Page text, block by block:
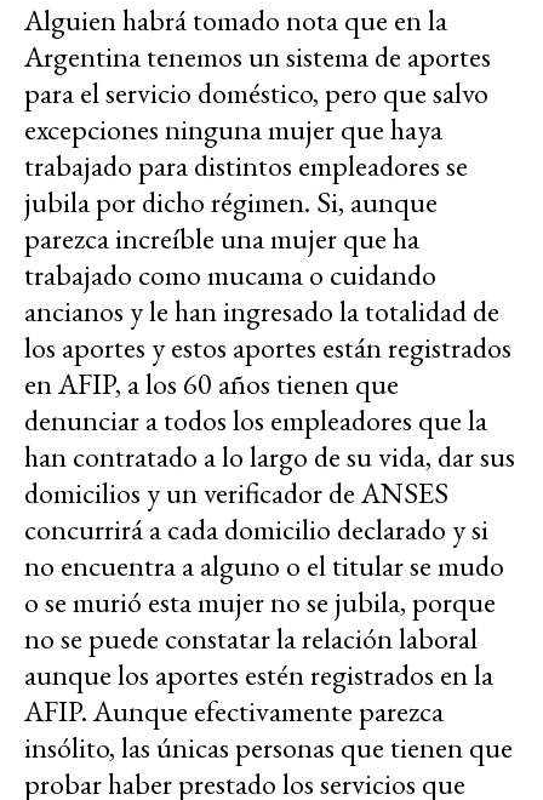
Alguien habrá tomado nota que en la
Argentina tenemos un sistema de aportes
para el servicio doméstico, pero que salvo
excepciones ninguna mujer que haya
trabajado para distintos empleadores se
jubila por dicho régimen. Si, aunque
parezca increíble una mujer que ha
trabajado como mucama o cuidando
ancianos y le han ingresado la totalidad de
los aportes y estos aportes están registrados
en AFIP, a los 60 años tienen que
denunciar a todos los empleadores que la
han contratado a lo largo de su vida, dar sus
domicilios y un verificador de ANSES
concurrirá a cada domicilio declarado y si
no encuentra a alguno o el titular se mudo
o se murió esta mujer no se jubila, porque
no se puede constatar la relación laboral
aunque los aportes estén registrados en la
AFIP. Aunque efectivamente parezca
insólito, las únicas personas que tienen que
probar haber prestado los servicios que